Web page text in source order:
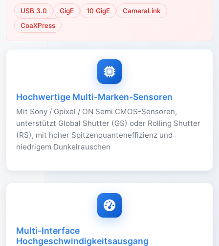
USB 3.0 GigE 10 GigE
CameraLink
CoaXPress
Hochwertige Multi-Marken-Sensoren
Mit Sony / Gpixel / ON Semi CMOS-Sensoren,
unterstützt Global Shutter (GS) oder Rolling Shutter
(RS), mit hoher Spitzenquanteneffizienz und
niedrigem Dunkelrauschen
Multi-Interface
Hochgeschwindigkeitsausgang